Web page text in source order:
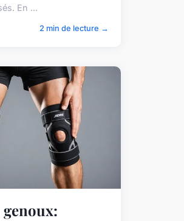
En ...
2 min de lecture →
genoux: